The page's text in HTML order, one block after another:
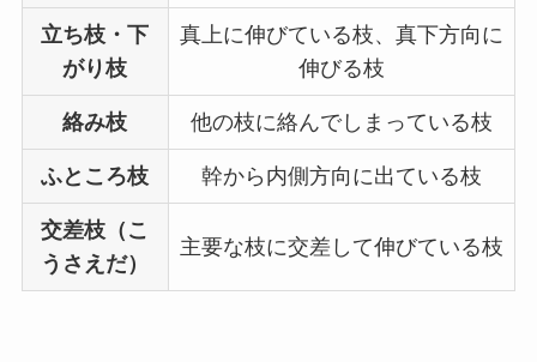
立ち枝・下
がり枝
真上に伸びている枝、真下方向に
伸びる枝
絡み枝 他の枝に絡んでしまっている枝
ふところ枝 幹から内側方向に出ている枝
交差枝（こ
うさえだ）
主要な枝に交差して伸びている枝